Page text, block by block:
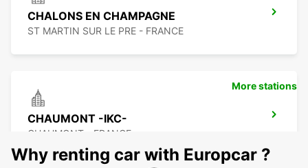
CHALONS EN CHAMPAGNE
ST MARTIN SUR LE PRE - FRANCE
CHAUMONT -IKC-
CHAUMONT - FRANCE
More stations
Why renting car with Europcar ?